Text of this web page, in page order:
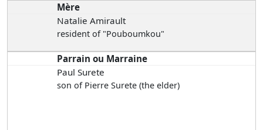
Mère
Natalie Amirault
resident of "Pouboumkou"
Parrain ou Marraine
Paul Surete
son of Pierre Surete (the elder)